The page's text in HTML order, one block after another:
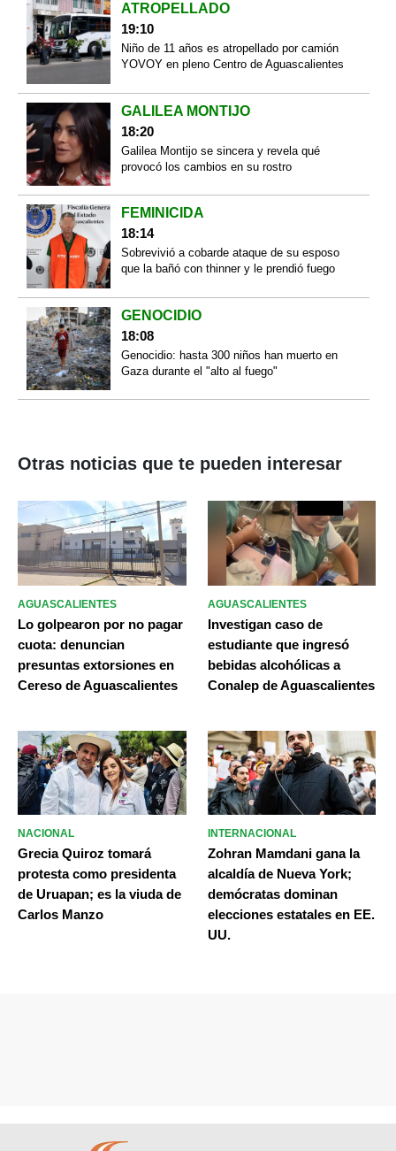
ATROPELLADO
19:10
Niño de 11 años es atropellado por camión
YOVOY en pleno Centro de Aguascalientes
GALILEA MONTIJO
18:20
Galilea Montijo se sincera y revela qué
provocó los cambios en su rostro
FEMINICIDA
18:14
Sobrevivió a cobarde ataque de su esposo
que la bañó con thinner y le prendió fuego
GENOCIDIO
18:08
Genocidio: hasta 300 niños han muerto en
Gaza durante el "alto al fuego"
Otras noticias que te pueden interesar
AGUASCALIENTES
Lo golpearon por no pagar
cuota: denuncian
presuntas extorsiones en
Cereso de Aguascalientes
AGUASCALIENTES
Investigan caso de
estudiante que ingresó
bebidas alcohólicas a
Conalep de Aguascalientes
NACIONAL
Grecia Quiroz tomará
protesta como presidenta
de Uruapan; es la viuda de
Carlos Manzo
INTERNACIONAL
Zohran Mamdani gana la
alcaldía de Nueva York;
demócratas dominan
elecciones estatales en EE.
UU.